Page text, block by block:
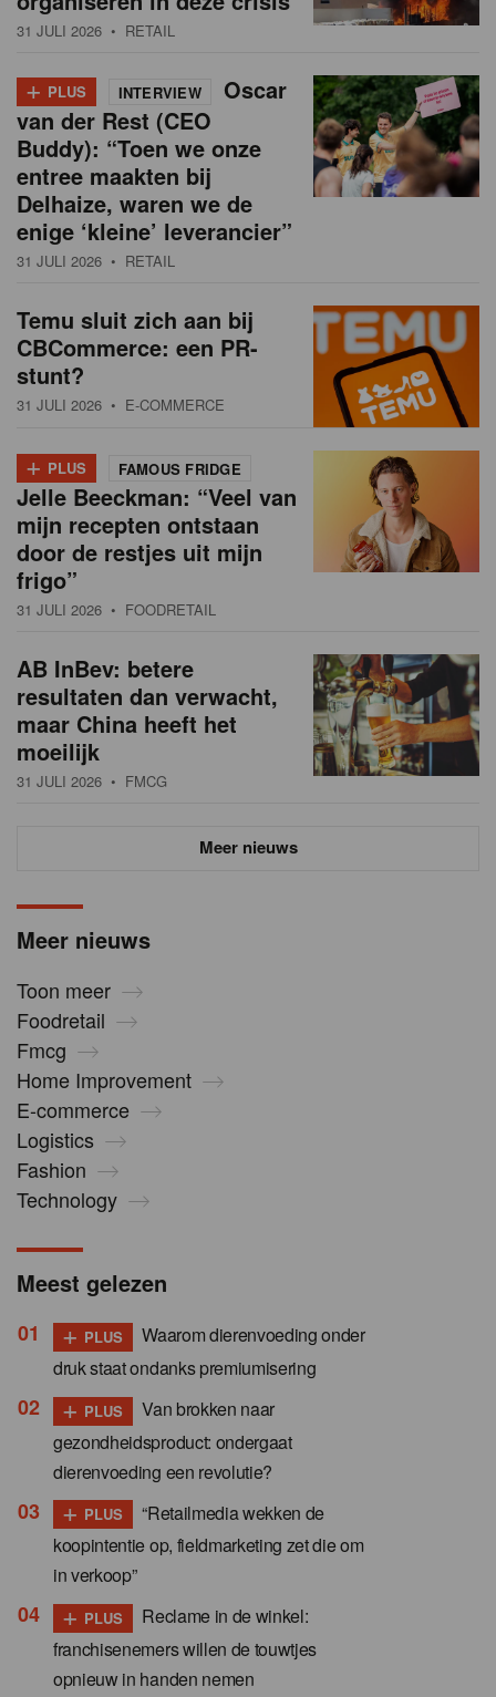
Meer nieuws
Toon meer
Foodretail
Fmcg
Home Improvement
E-commerce
Logistics
Fashion
Technology
31 JULI 2026 • RETAIL
+ PLUS INTERVIEW
Oscar
van der Rest (CEO
Buddy): “Toen we onze
entree maakten bij
Delhaize, waren we de
enige ‘kleine’ leverancier”
31 JULI 2026 • RETAIL
Temu sluit zich aan bij
CBCommerce: een PR-
stunt?
31 JULI 2026 • E-COMMERCE
+ PLUS FAMOUS FRIDGE
Jelle Beeckman: “Veel van
mijn recepten ontstaan
door de restjes uit mijn
frigo”
31 JULI 2026 • FOODRETAIL
AB InBev: betere
resultaten dan verwacht,
maar China heeft het
moeilijk
31 JULI 2026 • FMCG
Meer nieuws
Meest gelezen
+ PLUS
Waarom dierenvoeding onder
druk staat ondanks premiumisering
+ PLUS
Van brokken naar
gezondheidsproduct: ondergaat
dierenvoeding een revolutie?
+ PLUS
“Retailmedia wekken de
koopintentie op, fieldmarketing zet die om
in verkoop”
+ PLUS
Reclame in de winkel:
franchisenemers willen de touwtjes
opnieuw in handen nemen